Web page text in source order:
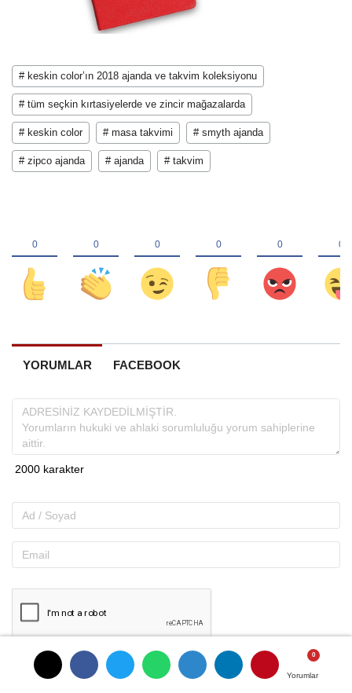
Yorumlar
Yorumlar
# keskin color’ın 2018 ajanda ve takvim koleksiyonu
# tüm seçkin kırtasiyelerde ve zincir mağazalarda
# keskin color # masa takvimi # smyth ajanda
# zipco ajanda # ajanda # takvim
YORUMLAR FACEBOOK
Gönder